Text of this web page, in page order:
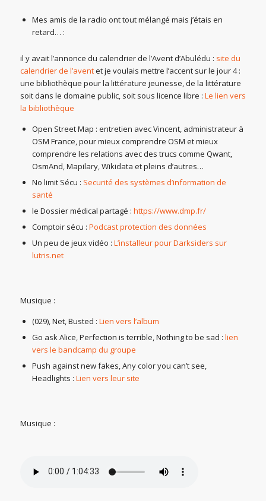
Mes amis de la radio ont tout mélangé mais j’étais en
retard… :
il y avait l’annonce du calendrier de l’Avent d’Abulédu : site du
calendrier de l’aventet je voulais mettre l’accent sur le jour 4 :
une bibliothèque pour la littérature jeunesse, de la littérature
soit dans le domaine public, soit sous licence libre : Le lien vers
la bibliothèque
Open Street Map : entretien avec Vincent, administrateur à
OSM France, pour mieux comprendre OSM et mieux
comprendre les relations avec des trucs comme Qwant,
OsmAnd, Mapilary, Wikidata et pleins d’autres…
No limit Sécu : Securité des systèmes d’information de
santé
le Dossier médical partagé : https://www.dmp.fr/
Comptoir sécu : Podcast protection des données
Un peu de jeux vidéo : L’installeur pour Darksiders sur
lutris.net
Musique :
(029), Net, Busted : Lien vers l’album
Go ask Alice, Perfection is terrible, Nothing to be sad : lien
vers le bandcamp du groupe
Push against new fakes, Any color you can’t see,
Headlights : Lien vers leur site
Musique :